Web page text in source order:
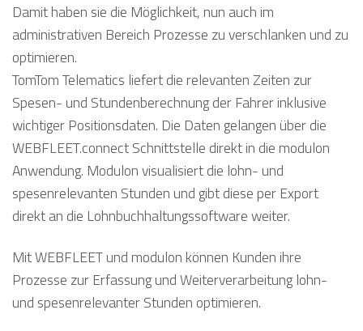
Damit haben sie die Möglichkeit, nun auch im
administrativen Bereich Prozesse zu verschlanken und zu
optimieren.
TomTom Telematics liefert die relevanten Zeiten zur
Spesen- und Stundenberechnung der Fahrer inklusive
wichtiger Positionsdaten. Die Daten gelangen über die
WEBFLEET.connect Schnittstelle direkt in die modulon
Anwendung. Modulon visualisiert die lohn- und
spesenrelevanten Stunden und gibt diese per Export
direkt an die Lohnbuchhaltungssoftware weiter.
Mit WEBFLEET und modulon können Kunden ihre
Prozesse zur Erfassung und Weiterverarbeitung lohn-
und spesenrelevanter Stunden optimieren.